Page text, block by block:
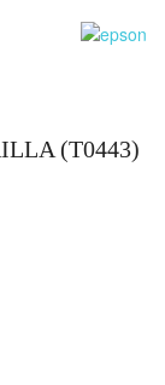
(T0443)